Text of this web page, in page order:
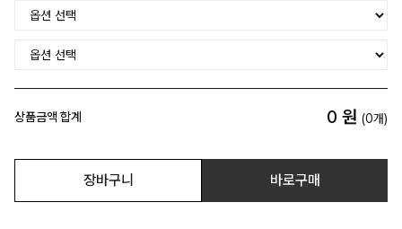
상품금액 합계 0 원 (0개)
장바구니 바로구매